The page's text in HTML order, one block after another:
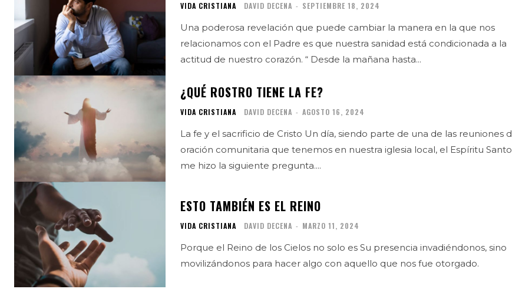
VIDA CRISTIANA DAVID DECENA - SEPTIEMBRE 18, 2024
Una poderosa revelación que puede cambiar la manera en la que nos
relacionamos con el Padre es que nuestra sanidad está condicionada a la
actitud de nuestro corazón. “ Desde la mañana hasta...
¿QUÉ ROSTRO TIENE LA FE?
VIDA CRISTIANA DAVID DECENA - AGOSTO 16, 2024
La fe y el sacrificio de Cristo Un día, siendo parte de una de las reuniones de
oración comunitaria que tenemos en nuestra iglesia local, el Espíritu Santo
me hizo la siguiente pregunta....
ESTO TAMBIÉN ES EL REINO
VIDA CRISTIANA DAVID DECENA - MARZO 11, 2024
Porque el Reino de los Cielos no solo es Su presencia invadiéndonos, sino
movilizándonos para hacer algo con aquello que nos fue otorgado.